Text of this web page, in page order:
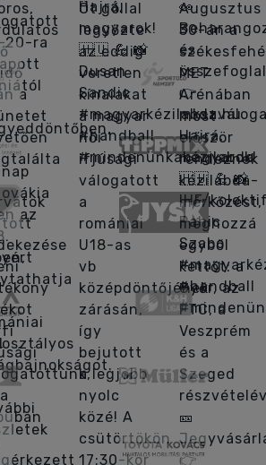
TÁMOGATÓINK